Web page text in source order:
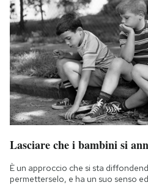
Lasciare che i bambini si
È un approccio che si sta
permetterselo, e ha un suo senso